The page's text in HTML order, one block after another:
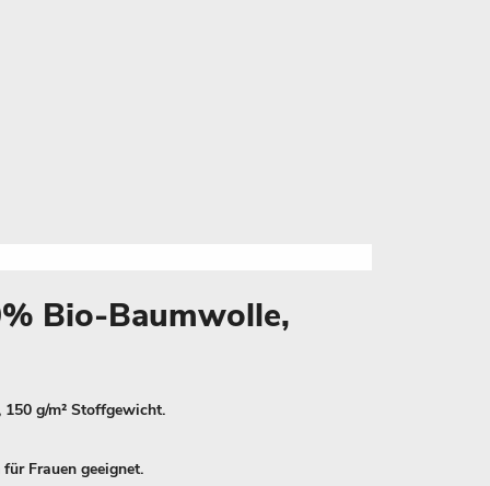
Bio-Baumwolle,
g/m² Stoffgewicht.
Frauen geeignet.